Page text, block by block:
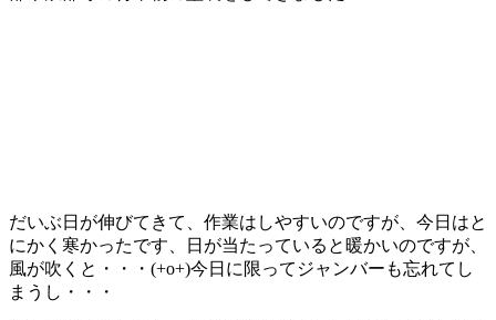
だいぶ日が伸びてきて、作業はしやすいのですが、今日はと
にかく寒かったです、日が当たっていると暖かいのですが、
風が吹くと・・・(+o+)今日に限ってジャンバーも忘れてし
まうし・・・